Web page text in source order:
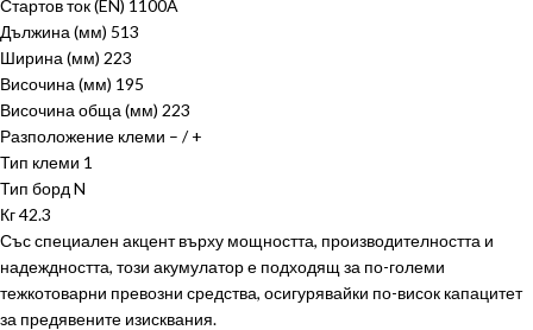
Стартов ток (EN) 1100A
Дължина (мм) 513
Ширина (мм) 223
Височина (мм) 195
Височина обща (мм) 223
Разположение клеми – / +
Тип клеми 1
Тип борд N
Кг 42.3
Със специален акцент върху мощността, производителността и
надеждността, този акумулатор е подходящ за по-големи
тежкотоварни превозни средства, осигурявайки по-висок капацитет
за предявените изисквания.